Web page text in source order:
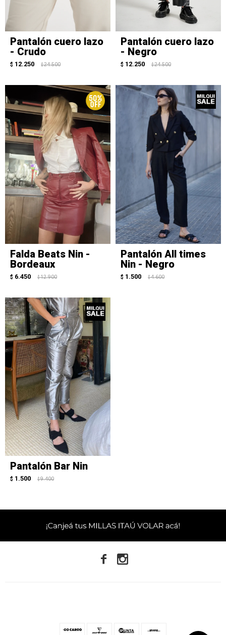
Pantalón cuero lazo
- Crudo
$ 12.250 $ 24.500
Pantalón cuero lazo
- Negro
$ 12.250 $ 24.500
Falda Beats Nin -
Bordeaux
$ 6.450 $ 12.900
Pantalón All times
Nin - Negro
$ 1.500 $ 4.600
Pantalón Bar Nin
$ 1.500 $ 9.400
 